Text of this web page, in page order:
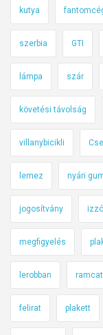
kutya
szerbia GTI
lámpa szár
követési távolság
villanybicikli
lemez nyári
jogosítvány izzó
megfigyelés
lerobban
felirat plakett